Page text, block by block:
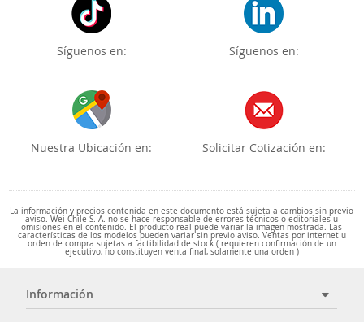
Síguenos en: Síguenos en:
Nuestra Ubicación en: Solicitar Cotización en:
La información y precios contenida en este documento está sujeta a cambios sin previo
aviso. Wei Chile S. A. no se hace responsable de errores técnicos o editoriales u
omisiones en el contenido. El producto real puede variar la imagen mostrada. Las
características de los modelos pueden variar sin previo aviso. Ventas por internet u
orden de compra sujetas a factibilidad de stock ( requieren confirmación de un
ejecutivo, no constituyen venta final, solamente una orden )
Información